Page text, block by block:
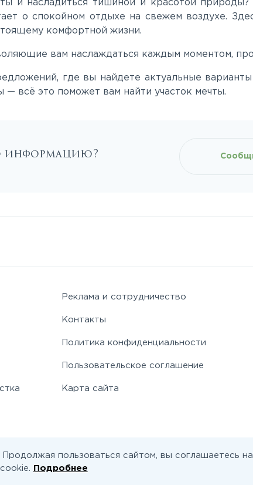
и насладиться тишиной и красотой
о спокойном отдыхе на свежем воздухе.
комфортной жизни.
вам наслаждаться каждым моментом,
где вы найдете актуальные
всё это поможет вам найти участок мечты.
информацию?
Реклама и сотрудничество
Контакты
Политика конфиденциальности
Пользовательское соглашение
Карта сайта
пользоваться сайтом, вы соглашаетесь на
Подробнее